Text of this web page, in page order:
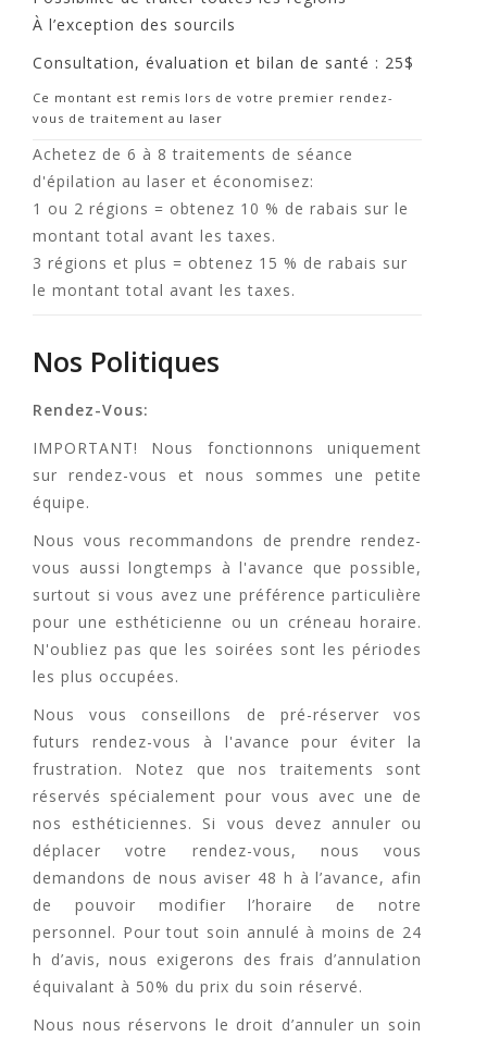
À l’exception des sourcils
Consultation, évaluation et bilan de santé : 25$
Ce montant est remis lors de votre premier rendez-
vous de traitement au laser
Achetez de 6 à 8 traitements de séance
d'épilation au laser et économisez:
1 ou 2 régions = obtenez 10 % de rabais sur le
montant total avant les taxes.
3 régions et plus = obtenez 15 % de rabais sur
le montant total avant les taxes.
Nos Politiques
Rendez-Vous:
IMPORTANT! Nous fonctionnons uniquement
sur rendez-vous et nous sommes une petite
équipe.
Nous vous recommandons de prendre rendez-
vous aussi longtemps à l'avance que possible,
surtout si vous avez une préférence particulière
pour une esthéticienne ou un créneau horaire.
N'oubliez pas que les soirées sont les périodes
les plus occupées.
Nous vous conseillons de pré-réserver vos
futurs rendez-vous à l'avance pour éviter la
frustration. Notez que nos traitements sont
réservés spécialement pour vous avec une de
nos esthéticiennes. Si vous devez annuler ou
déplacer votre rendez-vous, nous vous
demandons de nous aviser 48 h à l’avance, afin
de pouvoir modifier l’horaire de notre
personnel. Pour tout soin annulé à moins de 24
h d’avis, nous exigerons des frais d’annulation
équivalant à 50% du prix du soin réservé.
Nous nous réservons le droit d’annuler un soin